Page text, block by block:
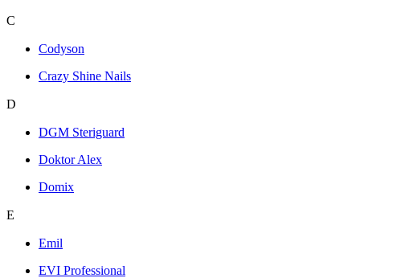
C
Codyson
Crazy Shine Nails
D
DGM Steriguard
Doktor Alex
Domix
E
Emil
EVI Professional